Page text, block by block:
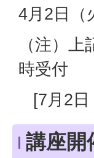
4月2日（
（注）
時受付
[7月2日
講座開